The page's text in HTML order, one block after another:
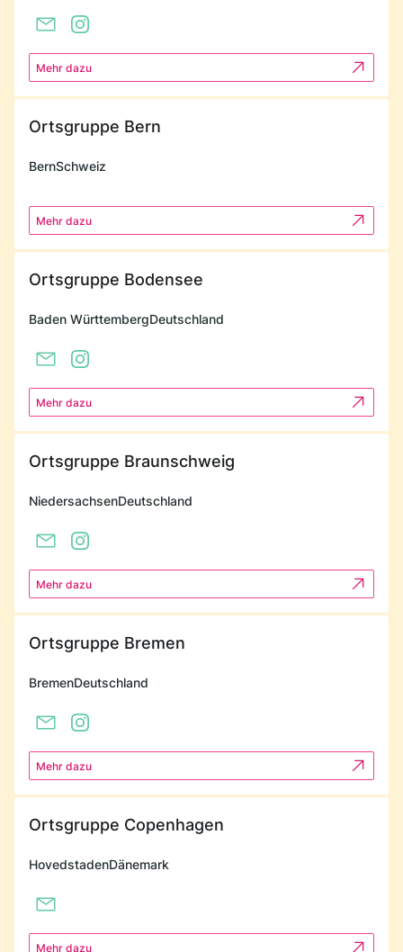
Mehr dazu
Ortsgruppe Bern
BernSchweiz
Mehr dazu
Ortsgruppe Bodensee
Baden WürttembergDeutschland
Mehr dazu
Ortsgruppe Braunschweig
NiedersachsenDeutschland
Mehr dazu
Ortsgruppe Bremen
BremenDeutschland
Mehr dazu
Ortsgruppe Copenhagen
HovedstadenDänemark
Mehr dazu